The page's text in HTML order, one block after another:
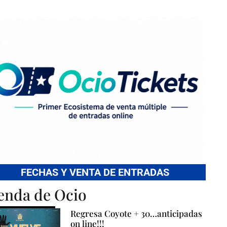
FECHAS Y VENTA DE ENTRADAS
de Ocio
Regresa Coyote + 30…anticipadas
on line!!!